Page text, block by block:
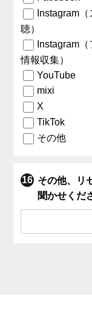
Instagram
聴）
Instagram
情報収集）
YouTube
mixi
X
TikTok
その他
その他、リ
聞かせくだ